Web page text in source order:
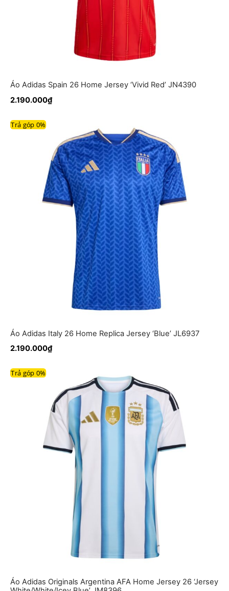
Áo Adidas Spain 26 Home Jersey ‘Vivid Red’ JN4390
2.190.000₫
Trả góp 0%
Áo Adidas Italy 26 Home Replica Jersey ‘Blue’ JL6937
2.190.000₫
Trả góp 0%
Áo Adidas Originals Argentina AFA Home Jersey 26 ‘Jersey